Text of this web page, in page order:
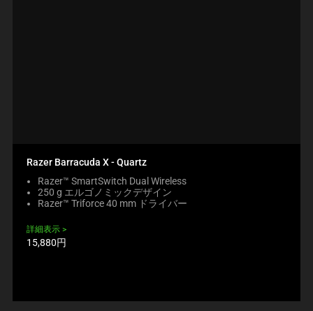
Razer Barracuda X - Quartz
Razer™ SmartSwitch Dual Wireless
250 g エルゴノミックデザイン
Razer™ Triforce 40 mm ドライバー
詳細表示
製
15,880円